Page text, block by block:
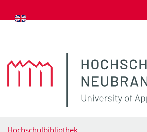
zum Inhalt springen
Hochschulbibliothek